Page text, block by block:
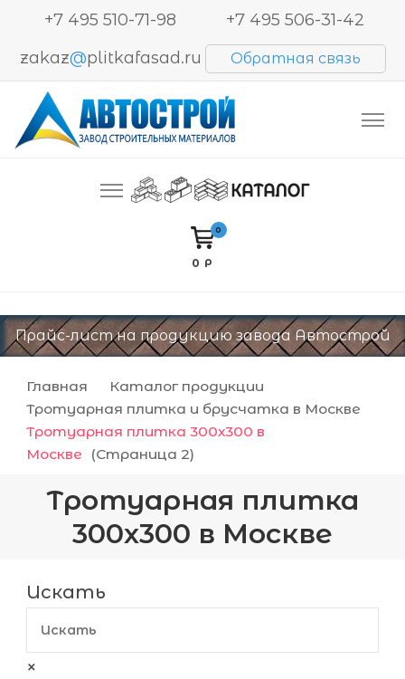
+7 495 510-71-98
+7 495 506-31-42
zakaz@plitkafasad.ru Обратная связь
Автострой. Завод строительных материалов
Производство и продажа тротуарной плитки,
блоков BESSER, кирпича
0
0 Р
Прайс-лист на продукцию завода Автострой
Главная
Каталог продукции
Тротуарная плитка и брусчатка в Москве
Тротуарная плитка 300х300 в
Москве
(Страница 2)
Тротуарная плитка
300х300 в Москве
Искать
×